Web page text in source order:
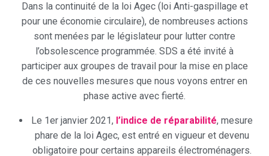
Dans la continuité de la loi Agec (loi Anti-gaspillage et
pour une économie circulaire), de nombreuses actions
sont menées par le législateur pour lutter contre
l’obsolescence programmée. SDS a été invité à
participer aux groupes de travail pour la mise en place
de ces nouvelles mesures que nous voyons entrer en
phase active avec fierté.
Le 1er janvier 2021, l’indice de réparabilité, mesure
phare de la loi Agec, est entré en vigueur et devenu
obligatoire pour certains appareils électroménagers.